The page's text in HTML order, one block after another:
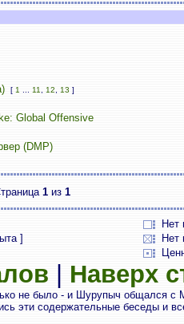
[ 1 11 12 13 ]
Global Offensive
(DMP)
1 из 1
Нет
]
Нет
Наверх
не было - и Шурупыч общался
эти содержательные беседы и